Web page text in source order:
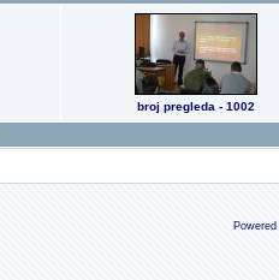
broj pregleda - 1002